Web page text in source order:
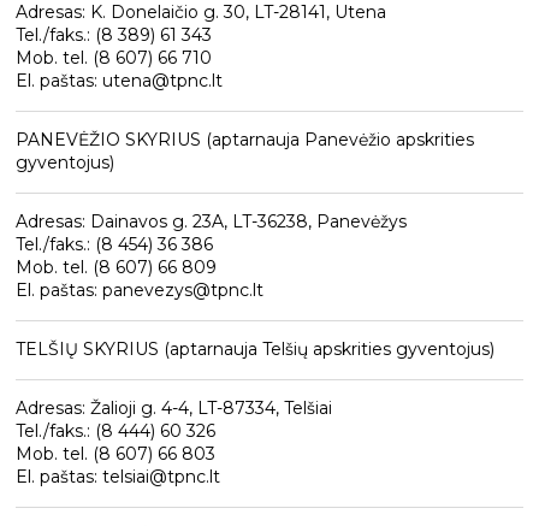
Adresas: K. Donelaičio g. 30, LT-28141, Utena
Tel./faks.: (8 389) 61 343
Mob. tel. (8 607) 66 710
El. paštas: utena@tpnc.lt
PANEVĖŽIO SKYRIUS (aptarnauja Panevėžio apskrities
gyventojus)
Adresas: Dainavos g. 23A, LT-36238, Panevėžys
Tel./faks.: (8 454) 36 386
Mob. tel. (8 607) 66 809
El. paštas: panevezys@tpnc.lt
TELŠIŲ SKYRIUS (aptarnauja Telšių apskrities gyventojus)
Adresas: Žalioji g. 4-4, LT-87334, Telšiai
Tel./faks.: (8 444) 60 326
Mob. tel. (8 607) 66 803
El. paštas: telsiai@tpnc.lt